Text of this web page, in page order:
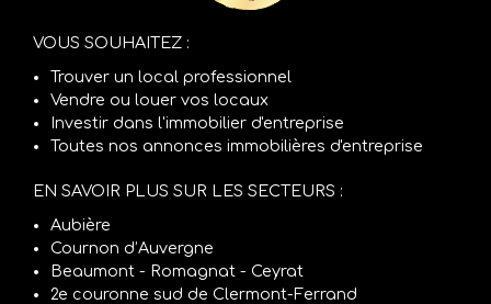
VOUS SOUHAITEZ :
Trouver un local professionnel
Vendre ou louer vos locaux
Investir dans l'immobilier d'entreprise
Toutes nos annonces immobilières d'entreprise
EN SAVOIR PLUS SUR LES SECTEURS :
Aubière
Cournon d’Auvergne
Beaumont - Romagnat - Ceyrat
2e couronne sud de Clermont-Ferrand